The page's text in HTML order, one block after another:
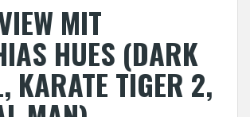
MIT
HUES (DARK
KARATE TIGER 2,